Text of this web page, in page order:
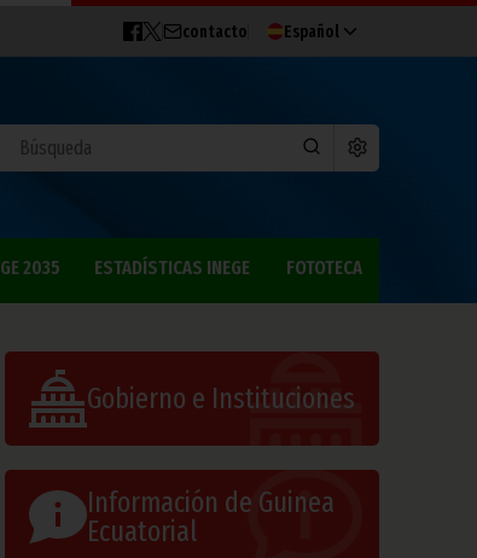
contacto Español
GE 2035 ESTADÍSTICAS INEGE FOTOTECA
Gobierno e Instituciones
Información de Guinea
Ecuatorial